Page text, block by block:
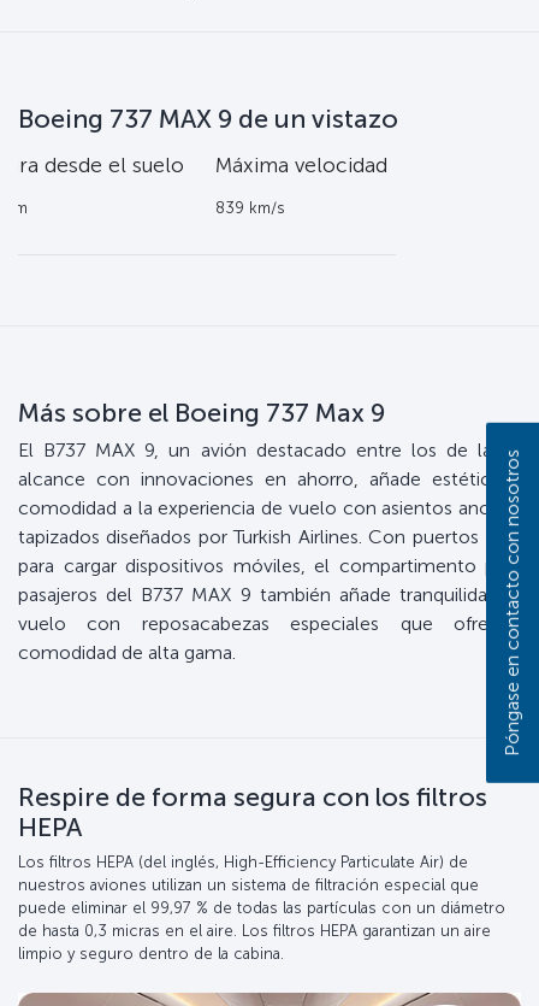
Boeing 737 MAX 9 de un vistazo
desde el suelo
m
Máxima velocidad
839 km/s
Más sobre el Boeing 737 Max 9
El B737 MAX 9, un avión destacado entre los de largo
alcance con innovaciones en ahorro, añade estética y
comodidad a la experiencia de vuelo con asientos anchos
tapizados diseñados por Turkish Airlines. Con puertos USB
para cargar dispositivos móviles, el compartimento para
pasajeros del B737 MAX 9 también añade tranquilidad al
vuelo con reposacabezas especiales que ofrecen
comodidad de alta gama.
Respire de forma segura con los filtros
HEPA
Los filtros HEPA (del inglés, High-Efficiency Particulate Air) de
nuestros aviones utilizan un sistema de filtración especial que
puede eliminar el 99,97 % de todas las partículas con un diámetro
de hasta 0,3 micras en el aire. Los filtros HEPA garantizan un aire
limpio y seguro dentro de la cabina.
Póngase en contacto con nosotros